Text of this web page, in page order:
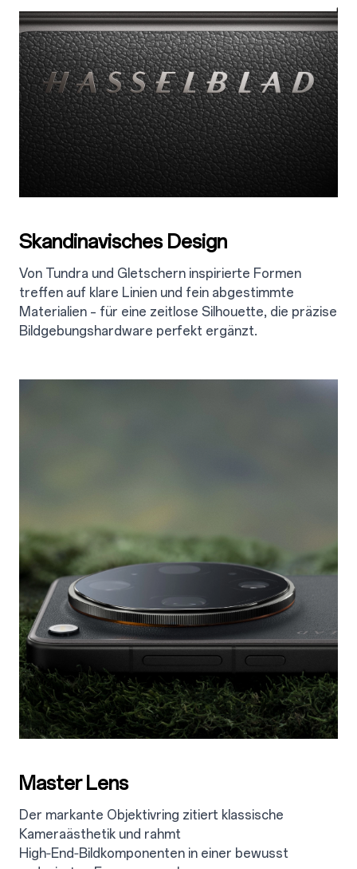
Skandinavisches Design
Von Tundra und Gletschern inspirierte Formen
treffen auf klare Linien und fein abgestimmte
Materialien – für eine zeitlose Silhouette, die präzise
Bildgebungshardware perfekt ergänzt.
Master Lens
Der markante Objektivring zitiert klassische
Kameraästhetik und rahmt
High‑End‑Bildkomponenten in einer bewusst